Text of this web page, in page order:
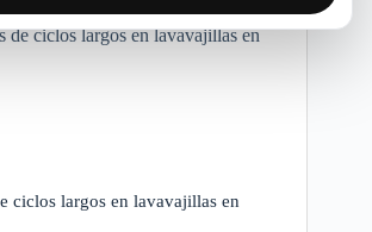
ciclos largos en lavavajillas en